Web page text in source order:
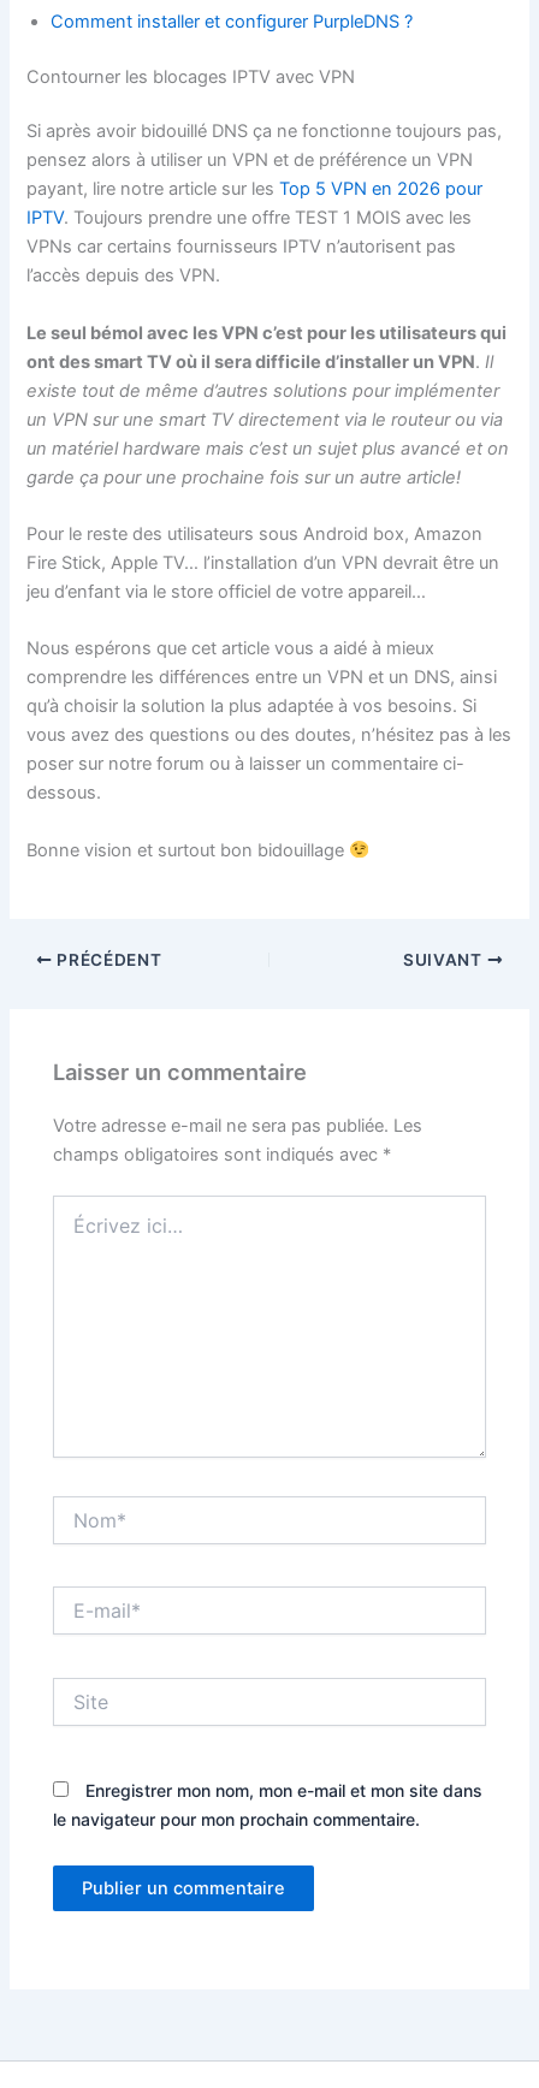
Comment installer et configurer PurpleDNS ?
Contourner les blocages IPTV avec VPN
Si après avoir bidouillé DNS ça ne fonctionne toujours pas,
pensez alors à utiliser un VPN et de préférence un VPN
payant, lire notre article sur lesTop 5 VPN en 2026 pour
IPTV. Toujours prendre une offre TEST 1 MOIS avec les
VPNs car certains fournisseurs IPTV n’autorisent pas
l’accès depuis des VPN.
Le seul bémol avec les VPN c’est pour les utilisateurs qui
ont des smart TV où il sera difficile d’installer un VPN.Il
existe tout de même d’autres solutions pour implémenter
un VPN sur une smart TV directement via le routeur ou via
un matériel hardware mais c’est un sujet plus avancé et on
garde ça pour une prochaine fois sur un autre article!
Pour le reste des utilisateurs sous Android box, Amazon
Fire Stick, Apple TV… l’installation d’un VPN devrait être un
jeu d’enfant via le store officiel de votre appareil…
Nous espérons que cet article vous a aidé à mieux
comprendre les différences entre un VPN et un DNS, ainsi
qu’à choisir la solution la plus adaptée à vos besoins. Si
vous avez des questions ou des doutes, n’hésitez pas à les
poser sur notre forum ou à laisser un commentaire ci-
dessous.
Bonne vision et surtout bon bidouillage
PRÉCÉDENT SUIVANT
Laisser un commentaire
Votre adresse e-mail ne sera pas publiée. Les
champs obligatoires sont indiqués avec *
ici…
mail*
Enregistrer mon nom, mon e-mail et mon site dans
le navigateur pour mon prochain commentaire.